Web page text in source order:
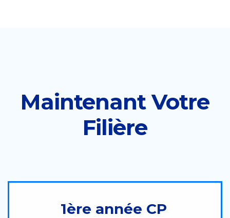
Maintenant Votre
Filière
1ère année CP